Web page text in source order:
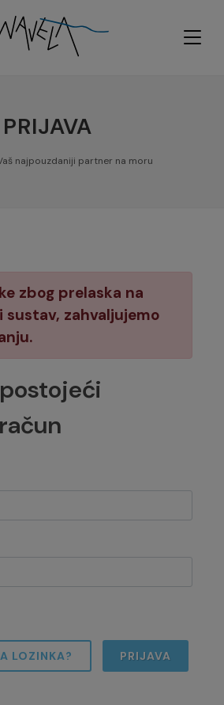
PRIJAVA
najpouzdaniji partner na moru
zbog prelaska na
zahvaljujemo
LOZINKA? PRIJAVA